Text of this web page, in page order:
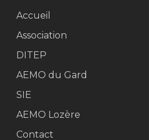
Accueil
Association
DITEP
AEMO du Gard
SIE
AEMO Lozère
Contact